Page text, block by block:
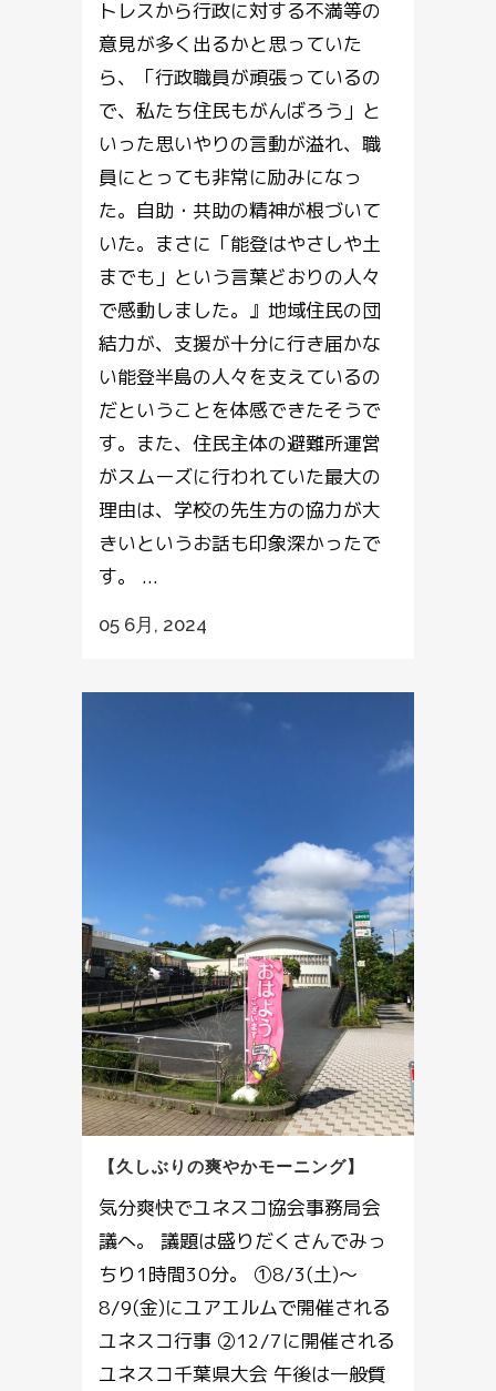
トレスから行政に対する不満等の
意見が多く出るかと思っていた
ら、「行政職員が頑張っているの
で、私たち住民もがんばろう」と
いった思いやりの言動が溢れ、職
員にとっても非常に励みになっ
た。自助・共助の精神が根づいて
いた。まさに「能登はやさしや土
までも」という言葉どおりの人々
で感動しました。』地域住民の団
結力が、支援が十分に行き届かな
い能登半島の人々を支えているの
だということを体感できたそうで
す。また、住民主体の避難所運営
がスムーズに行われていた最大の
理由は、学校の先生方の協力が大
きいというお話も印象深かったで
す。 ...
05 6月, 2024
【久しぶりの爽やかモーニング】
気分爽快でユネスコ協会事務局会
議へ。 議題は盛りだくさんでみっ
ちり1時間30分。 ①8/3(土)～
8/9(金)にユアエルムで開催される
ユネスコ行事 ②12/7に開催される
ユネスコ千葉県大会 午後は一般質